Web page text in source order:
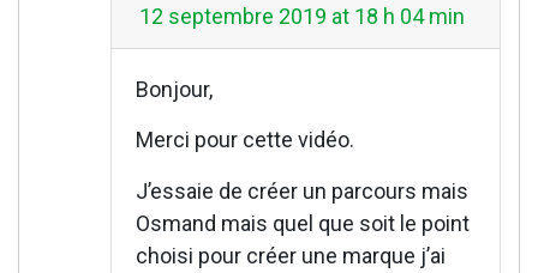
12 septembre 2019 at 18 h 04 min
Bonjour,
Merci pour cette vidéo.
J’essaie de créer un parcours mais
Osmand mais quel que soit le point
choisi pour créer une marque j’ai